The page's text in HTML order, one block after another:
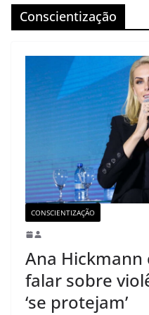
Conscientização
CONSCIENTIZAÇÃO
Ana Hickmann
falar sobre
‘se protejam’